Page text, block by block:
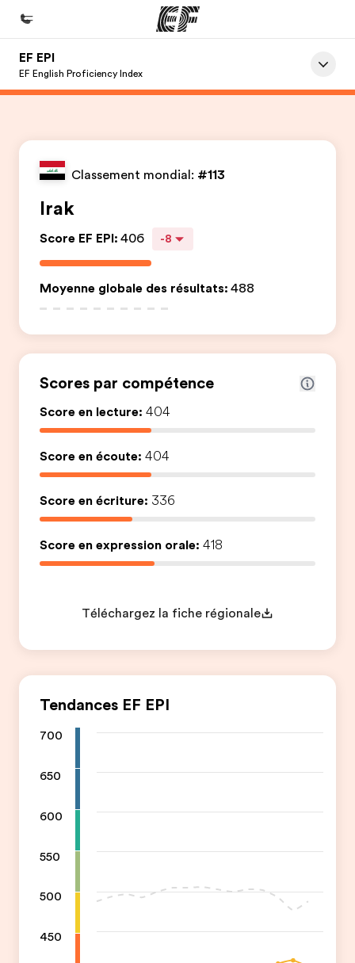
Accueil
Trouver un bureau
A propos de nous
EF recrute
Rejoignez nos équipes
EF EPI
EF English Proficiency Index
Classement mondial: #113
Irak
Score EF EPI: 406 -8
Moyenne globale des résultats: 488
Scores par compétence
Score en lecture: 404
Score en écoute: 404
Score en écriture: 336
Score en expression orale: 418
Téléchargez la fiche régionale
Tendances EF EPI
700
650
600
550
500
450